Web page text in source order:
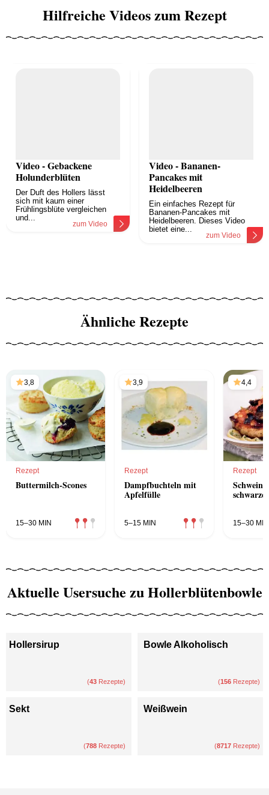
Hilfreiche Videos zum Rezept
Video - Gebackene
Holunderblüten
Der Duft des Hollers lässt
sich mit kaum einer
Frühlingsblüte vergleichen
und...
zum Video
Video - Bananen-
Pancakes mit
Heidelbeeren
Ein einfaches Rezept für
Bananen-Pancakes mit
Heidelbeeren. Dieses Video
bietet eine...
zum Video
Ähnliche Rezepte
3,8
Rezept
Buttermilch-Scones
15–30 MIN
3,9
Rezept
Dampfbuchteln mit
Apfelfülle
5–15 MIN
4,4
Rezept
15–30 MIN
Aktuelle Usersuche zu Hollerblütenbowle
Hollersirup
(43 Rezepte)
Bowle Alkoholisch
(156 Rezepte)
Sekt
(788 Rezepte)
Weißwein
(8717 Rezepte)